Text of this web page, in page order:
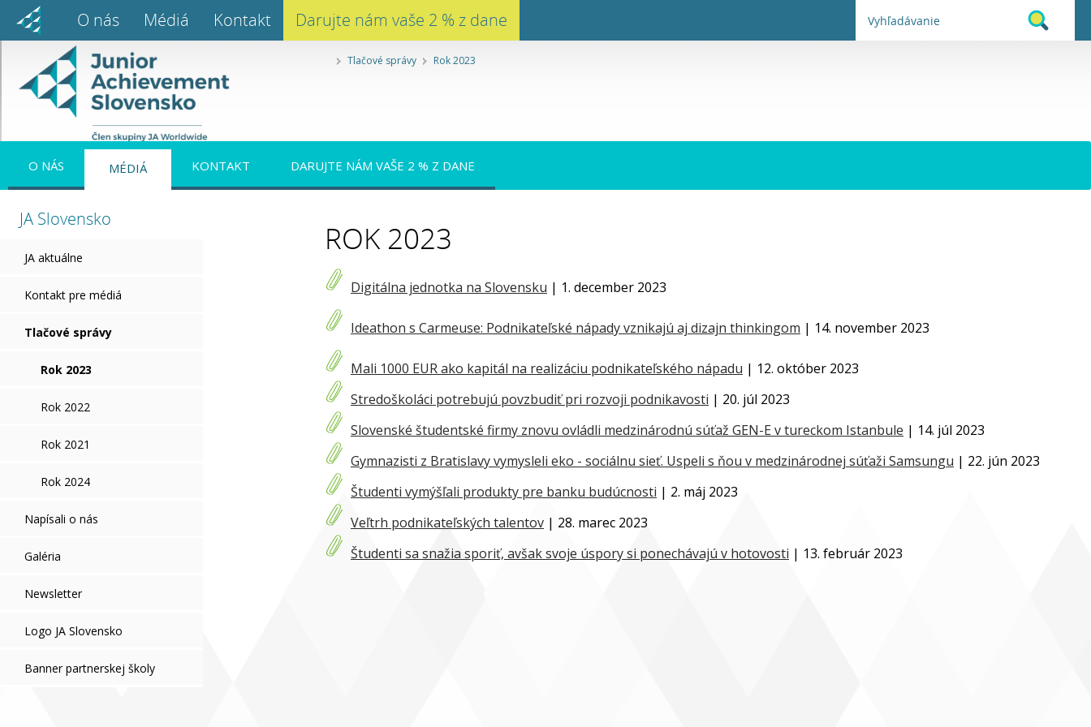
O nás Médiá Kontakt Darujte nám vaše 2 % z dane
Tlačové správy Rok 2023
O NÁS MÉDIÁ KONTAKT DARUJTE NÁM VAŠE 2 % Z DANE
JA Slovensko
JA aktuálne
Kontakt pre médiá
Tlačové správy
Rok 2023
Rok 2022
Rok 2021
Rok 2024
Napísali o nás
Galéria
Newsletter
Logo JA Slovensko
Banner partnerskej školy
ROK 2023
Digitálna jednotka na Slovensku | 1. december 2023
Ideathon s Carmeuse: Podnikateľské nápady vznikajú aj dizajn thinkingom | 14. november 2023
Mali 1000 EUR ako kapitál na realizáciu podnikateľského nápadu | 12. október 2023
Stredoškoláci potrebujú povzbudiť pri rozvoji podnikavosti | 20. júl 2023
Slovenské študentské firmy znovu ovládli medzinárodnú súťaž GEN-E v tureckom Istanbule | 14. júl 2023
Gymnazisti z Bratislavy vymysleli eko - sociálnu sieť. Uspeli s ňou v medzinárodnej súťaži Samsungu | 22. jún 2023
Študenti vymýšľali produkty pre banku budúcnosti | 2. máj 2023
Veľtrh podnikateľských talentov | 28. marec 2023
Študenti sa snažia sporiť, avšak svoje úspory si ponechávajú v hotovosti | 13. február 2023